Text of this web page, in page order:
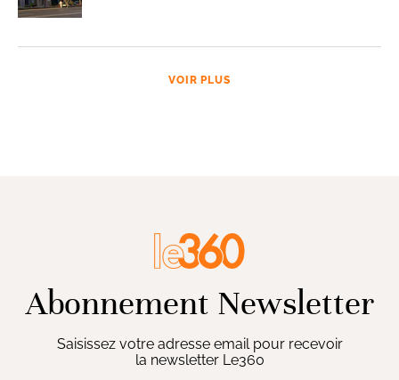
VOIR PLUS
Abonnement Newsletter
Saisissez votre adresse email pour recevoir
la newsletter Le360